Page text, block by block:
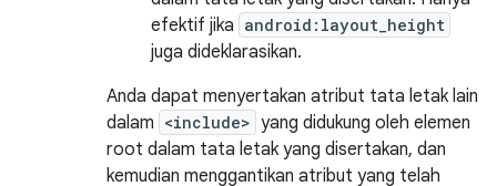
efektif jika android:layout_height
juga dideklarasikan.
Anda dapat menyertakan atribut tata letak lain
dalam <include> yang didukung oleh elemen
root dalam tata letak yang disertakan, dan
kemudian menggantikan atribut yang telah